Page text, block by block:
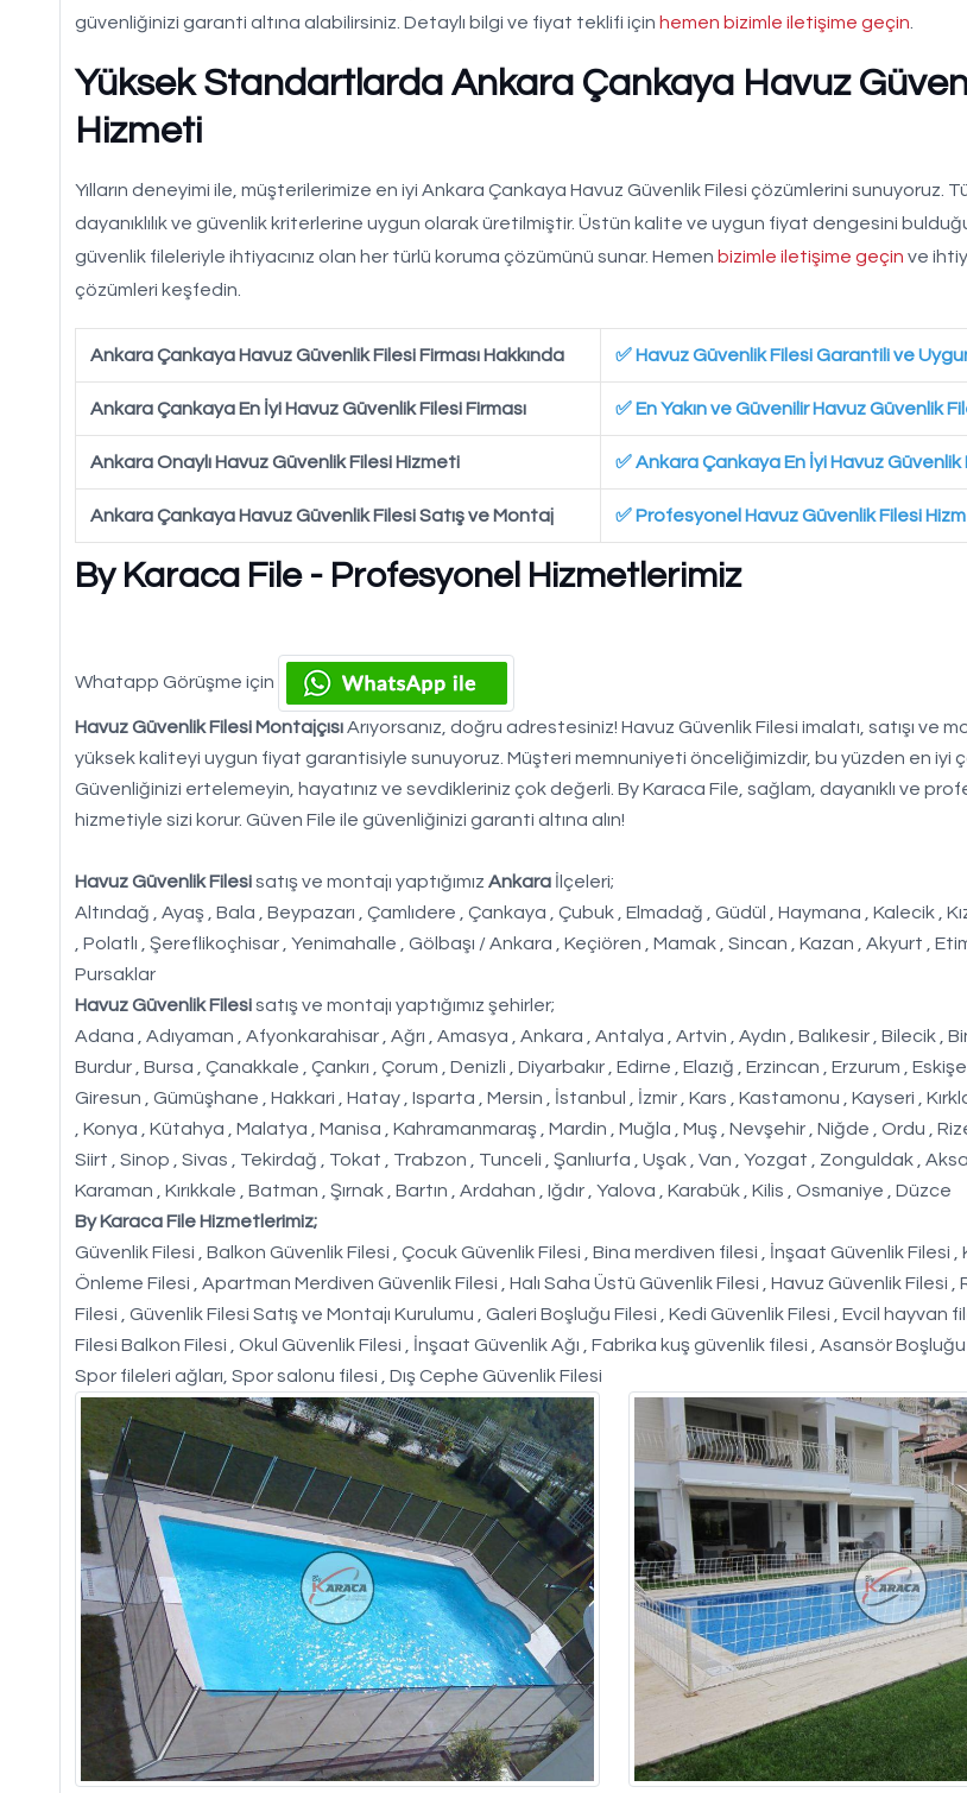
güvenliğinizi garanti altına alabilirsiniz. Detaylı bilgi ve fiyat teklifi için hemen bizimle iletişime geçin
Yüksek Standartlarda Ankara Çankaya Havuz
Hizmeti
Yılların deneyimi ile, müşterilerimize en iyi Ankara Çankaya Havuz Güvenlik Filesi çözümlerini sunuyoruz.
dayanıklılık ve güvenlik kriterlerine uygun olarak üretilmiştir. Üstün kalite ve uygun fiyat dengesini
güvenlik fileleriyle ihtiyacınız olan her türlü koruma çözümünü sunar. Hemen bizimle iletişime geçin ve
çözümleri keşfedin.
By Karaca File - Profesyonel Hizmetlerimiz
Ankara Çankaya Havuz Güvenlik Filesi Firması Hakkında ✅ Havuz Güvenlik Filesi Garantili ve
Ankara Çankaya En İyi Havuz Güvenlik Filesi Firması ✅ En Yakın ve Güvenilir Havuz Güvenlik
Ankara Onaylı Havuz Güvenlik Filesi Hizmeti ✅ Ankara Çankaya En İyi Havuz Güvenlik
Ankara Çankaya Havuz Güvenlik Filesi Satış ve Montaj ✅ Profesyonel Havuz Güvenlik Filesi
Whatapp Görüşme için
Havuz Güvenlik Filesi MontajçısıArıyorsanız, doğru adrestesiniz! Havuz Güvenlik Filesi imalatı, satışı ve
yüksek kaliteyi uygun fiyat garantisiyle sunuyoruz. Müşteri memnuniyeti önceliğimizdir, bu yüzden en iyi
Güvenliğinizi ertelemeyin, hayatınız ve sevdikleriniz çok değerli. By Karaca File, sağlam, dayanıklı ve
hizmetiyle sizi korur. Güven File ile güvenliğinizi garanti altına alın!
Havuz Güvenlik Filesisatış ve montajı yaptığımız Ankara İlçeleri;
Altındağ , Ayaş , Bala , Beypazarı , Çamlıdere , Çankaya , Çubuk , Elmadağ , Güdül , Haymana , Kalecik ,
, Polatlı , Şereflikoçhisar , Yenimahalle , Gölbaşı / Ankara , Keçiören , Mamak , Sincan , Kazan , Akyurt ,
Pursaklar
Havuz Güvenlik Filesisatış ve montajı yaptığımız şehirler;
Adana , Adıyaman , Afyonkarahisar , Ağrı , Amasya , Ankara , Antalya , Artvin , Aydın , Balıkesir , Bilecik ,
Burdur , Bursa , Çanakkale , Çankırı , Çorum , Denizli , Diyarbakır , Edirne , Elazığ , Erzincan , Erzurum ,
Giresun , Gümüşhane , Hakkari , Hatay , Isparta , Mersin , İstanbul , İzmir , Kars , Kastamonu , Kayseri ,
, Konya , Kütahya , Malatya , Manisa , Kahramanmaraş , Mardin , Muğla , Muş , Nevşehir , Niğde , Ordu ,
Siirt , Sinop , Sivas , Tekirdağ , Tokat , Trabzon , Tunceli , Şanlıurfa , Uşak , Van , Yozgat , Zonguldak ,
Karaman , Kırıkkale , Batman , Şırnak , Bartın , Ardahan , Iğdır , Yalova , Karabük , Kilis , Osmaniye , Düzce
By Karaca File Hizmetlerimiz;
Güvenlik Filesi , Balkon Güvenlik Filesi , Çocuk Güvenlik Filesi , Bina merdiven filesi , İnşaat Güvenlik Filesi ,
Önleme Filesi , Apartman Merdiven Güvenlik Filesi , Halı Saha Üstü Güvenlik Filesi , Havuz Güvenlik Filesi ,
Filesi , Güvenlik Filesi Satış ve Montajı Kurulumu , Galeri Boşluğu Filesi , Kedi Güvenlik Filesi , Evcil hayvan
Filesi Balkon Filesi , Okul Güvenlik Filesi , İnşaat Güvenlik Ağı , Fabrika kuş güvenlik filesi , Asansör Boşluğu
Spor fileleri ağları, Spor salonu filesi , Dış Cephe Güvenlik Filesi